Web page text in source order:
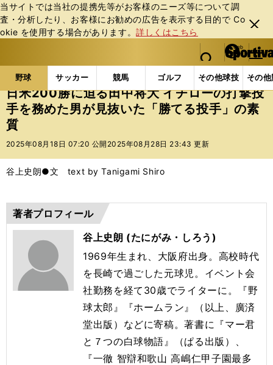
当サイトでは当社の提携先等がお客様のニーズ等について調
査・分析したり、お客様にお勧めの広告を表⽰する⽬的で Co
okie を使⽤する場合があります。詳しくはこちら
閉じ
る
web Sportiva (webスポルティーバ)
検索
マイペ
ー
ジ
メニュ
野球 サッカー 競馬 ゴルフ その他球技 その
b
ス
ポ
ル
テ
ー
バ
野球の記事一覧 高校野球他 日米200勝に迫る田中
日米200勝に迫る田中将大 イチローの打撃投
手を務めた男が見抜いた「勝てる投手」の素
質
2025年08月18日 07:20 公開 2025年08月28日 23:43 更新
谷上史朗●文 text by Tanigami Shiro
著者プロフィール
谷上史朗 (たにがみ・しろう)
1969年生まれ、大阪府出身。高校時代
を長崎で過ごした元球児。イベント会
社勤務を経て30歳でライターに。『野
球太郎』『ホームラン』（以上、廣済
堂出版）などに寄稿。著書に『マー君
と７つの白球物語』（ぱる出版）、
『一徹 智辯和歌山 高嶋仁甲子園最多